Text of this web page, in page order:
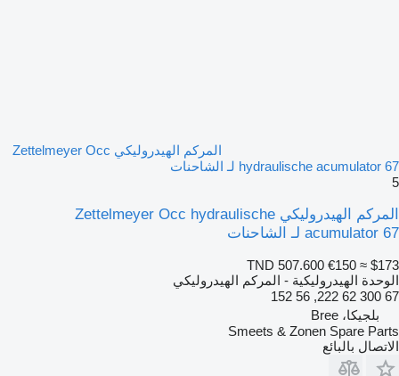
المركم الهيدروليكي Zettelmeyer Occ
hydraulische acumulator 67 لـ الشاحنات
5
المركم الهيدروليكي Zettelmeyer Occ hydraulische
acumulator 67 لـ الشاحنات
TND 507.600 €150 ≈ $173
الوحدة الهيدروليكية - المركم الهيدروليكي
67 300 62 222, 56 152
بلجيكا، Bree
Smeets & Zonen Spare Parts
الاتصال بالبائع